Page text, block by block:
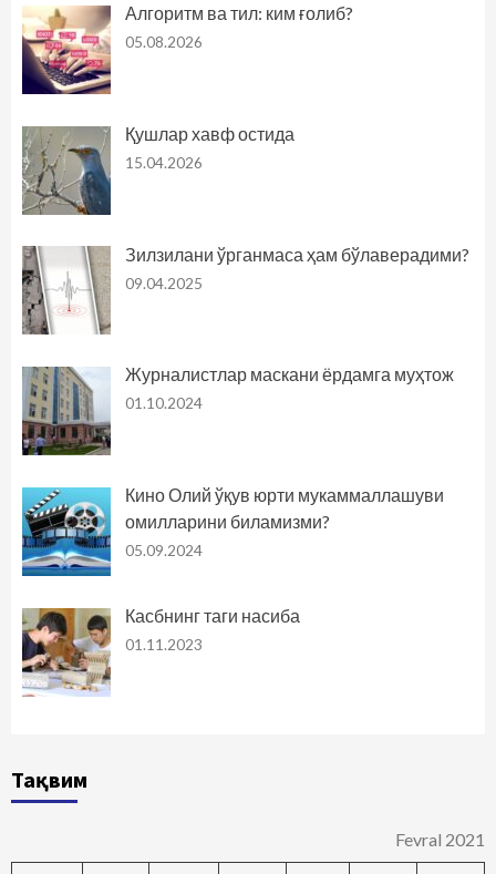
Алгоритм ва тил: ким ғолиб?
05.08.2026
Қушлар хавф остида
15.04.2026
Зилзилани ўрганмаса ҳам бўлаверадими?
09.04.2025
Журналистлар маскани ёрдамга муҳтож
01.10.2024
Кино Олий ўқув юрти мукаммаллашуви
омилларини биламизми?
05.09.2024
Касбнинг таги насиба
01.11.2023
Тақвим
Fevral 2021